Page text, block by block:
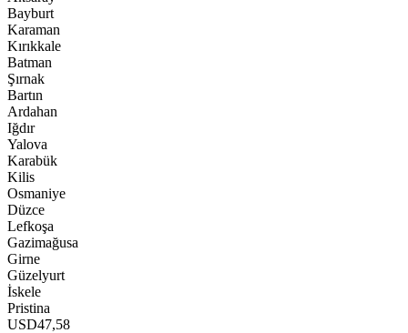
Bayburt
Karaman
Kırıkkale
Batman
Şırnak
Bartın
Ardahan
Iğdır
Yalova
Karabük
Kilis
Osmaniye
Düzce
Lefkoşa
Gazimağusa
Girne
Güzelyurt
İskele
Pristina
USD47,58